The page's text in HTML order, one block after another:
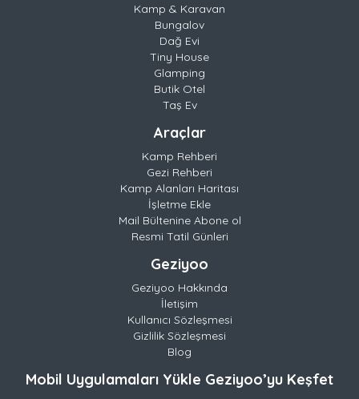
Kamp & Karavan
Bungalov
Dağ Evi
Tiny House
Glamping
Butik Otel
Taş Ev
Araçlar
Kamp Rehberi
Gezi Rehberi
Kamp Alanları Haritası
İşletme Ekle
Mail Bültenine Abone ol
Resmi Tatil Günleri
Geziyoo
Geziyoo Hakkında
İletişim
Kullanıcı Sözleşmesi
Gizlilik Sözleşmesi
Blog
Mobil Uygulamaları Yükle Geziyoo’yu Keşfet